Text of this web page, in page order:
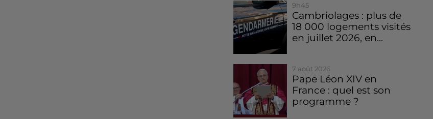
9h45
Cambriolages : plus de
18 000 logements visités
en juillet 2026, en...
7 août 2026
Pape Léon XIV en
France : quel est son
programme ?